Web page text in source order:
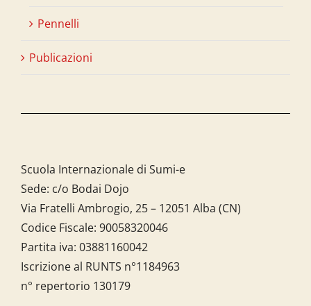
Pennelli
Publicazioni
Scuola Internazionale di Sumi-e
Sede: c/o Bodai Dojo
Via Fratelli Ambrogio, 25 – 12051 Alba (CN)
Codice Fiscale: 90058320046
Partita iva: 03881160042
Iscrizione al RUNTS n°1184963
n° repertorio 130179